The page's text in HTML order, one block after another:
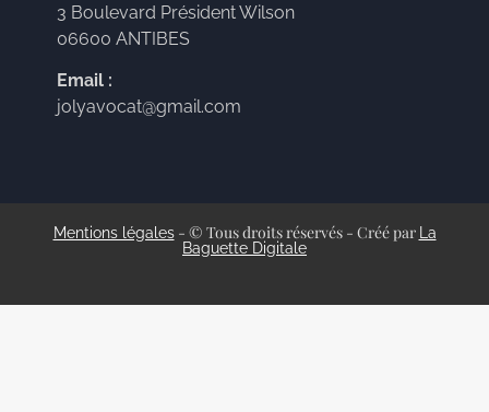
3 Boulevard Président Wilson
06600 ANTIBES
Email :
jolyavocat@gmail.com
Mentions légales- © Tous droits réservés - Créé par La
Baguette Digitale